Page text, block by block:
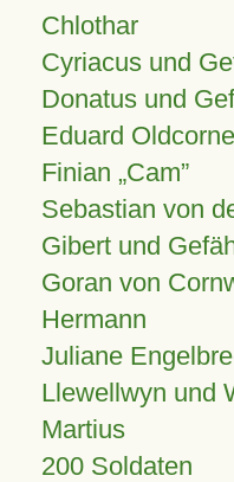
Chlothar
Cyriacus und
Donatus und
Eduard Oldcorne
Finian Cam
Sebastian von
Gibert und
Goran von
Hermann
Juliane
Llewellwyn und
Martius
200 Soldaten